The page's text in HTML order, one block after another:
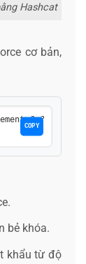
Hashcat
cơ bản,
COPY
?a?
bẻ khóa.
khẩu từ độ